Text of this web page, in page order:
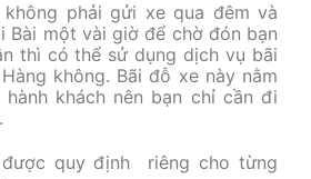
không phải gửi xe qua đêm và
Bài một vài giờ để chờ đón bạn
thì có thể sử dụng dịch vụ bãi
không. Bãi đỗ xe này nằm
khách nên bạn chỉ cần đi
quy định riêng cho từng